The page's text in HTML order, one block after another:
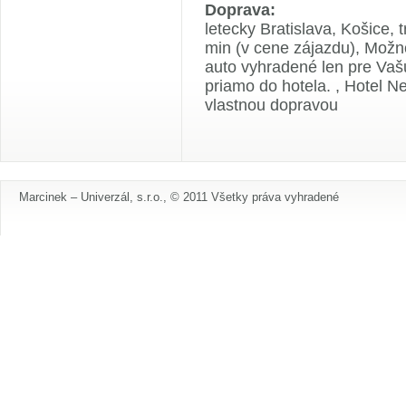
Doprava:
letecky Bratislava, Košice,
min (v cene zájazdu),
auto vyhradené len pre
priamo do hotela. , Hotel
vlastnou dopravou
Marcinek – Univerzál, s.r.o., © 2011 Všetky práva vyhradené